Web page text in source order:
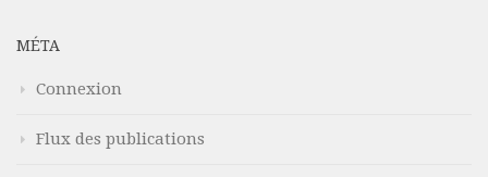
MÉTA
Connexion
Flux des publications